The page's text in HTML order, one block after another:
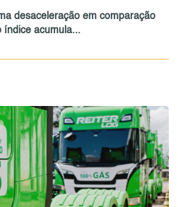
desaceleração em comparação
índice acumula...